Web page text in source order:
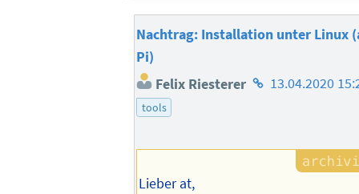
Nachtrag: Installation unter Linux
Pi)
Felix Riesterer Homepage
13.04.2020
tools
Lieber at,